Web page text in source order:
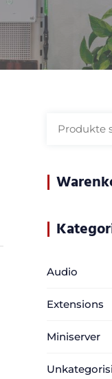
Audio
Extensions
Miniserver